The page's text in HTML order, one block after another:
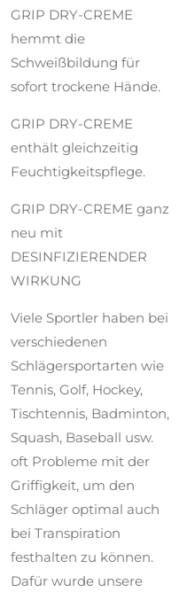
GRIP DRY-CREME
hemmt die
Schweißbildung für
sofort trockene Hände.
GRIP DRY-CREME
enthält gleichzeitig
Feuchtigkeitspflege.
GRIP DRY-CREME ganz
neu mit
DESINFIZIERENDER
WIRKUNG
Viele Sportler haben bei
verschiedenen
Schlägersportarten wie
Tennis, Golf, Hockey,
Tischtennis, Badminton,
Squash, Baseball usw.
oft Probleme mit der
Griffigkeit, um den
Schläger optimal auch
bei Transpiration
festhalten zu können.
Dafür wurde unsere